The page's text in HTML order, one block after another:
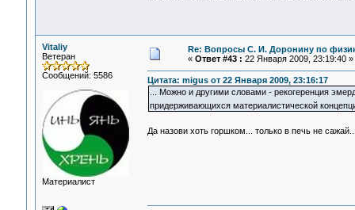
Vitaliy
Ветеран
Сообщений: 5586
Материалист
Re: Вопросы С. И. Доронину по
« Ответ #43 : 22 Января 2009, 23:19:40 »
Цитата: migus от 22 Января 2009, 23:16:17
... Можно и другими словами - рекогеренция
придерживающихся материалистической
Да назови хоть горшком... только в печь не